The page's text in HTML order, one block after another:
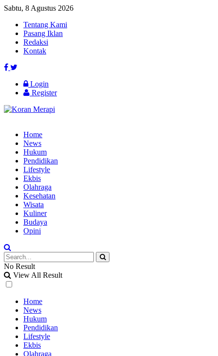
Sabtu, 8 Agustus 2026
Tentang Kami
Pasang Iklan
Redaksi
Kontak
Login
Register
Home
News
Hukum
Pendidikan
Lifestyle
Ekbis
Olahraga
Kesehatan
Wisata
Kuliner
Budaya
Opini
No Result
View All Result
Home
News
Hukum
Pendidikan
Lifestyle
Ekbis
Olahraga